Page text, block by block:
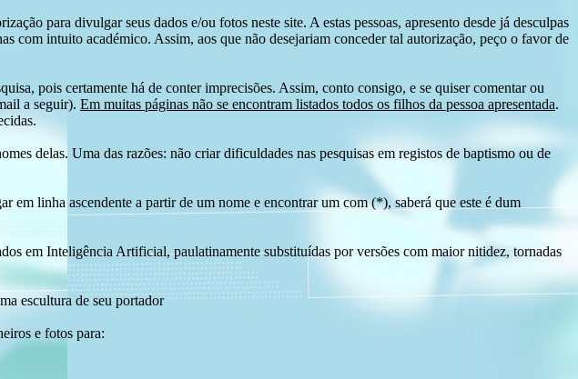
para divulgar seus dados e/ou fotos neste site. A estas pessoas, apresento desde já desculpas
com intuito académico. Assim, aos que não desejariam conceder tal autorização, peço o favor de
pois certamente há de conter imprecisões. Assim, conto consigo, e se quiser comentar ou
a seguir). Em muitas páginas não se encontram listados todos os filhos da pessoa apresentada.
delas. Uma das razões: não criar dificuldades nas pesquisas em registos de baptismo ou de
em linha ascendente a partir de um nome e encontrar um com (*), saberá que este é dum
em Inteligência Artificial, paulatinamente substituídas por versões com maior nitidez, tornadas
escultura de seu portador
e fotos para: